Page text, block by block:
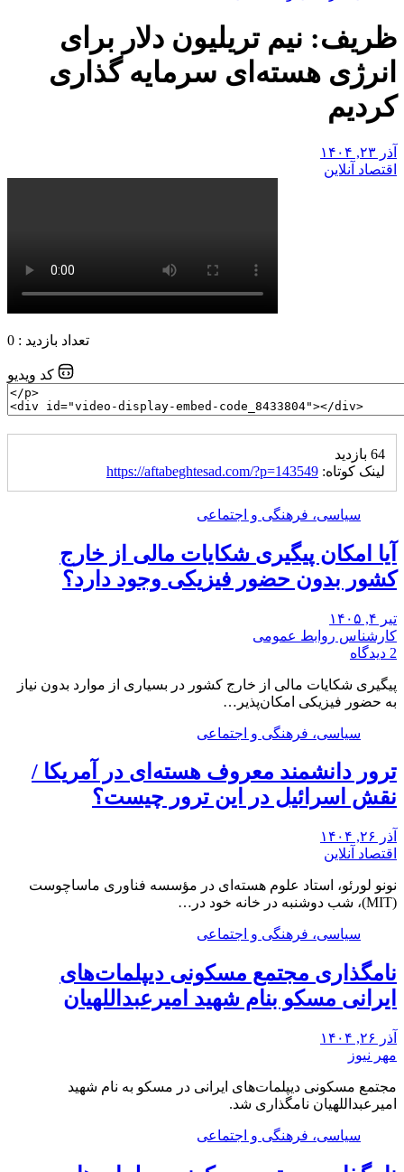
ظریف: نیم تریلیون دلار برای
انرژی هسته‌ای سرمایه گذاری
کردیم
آذر ۲۳, ۱۴۰۴
اقتصاد آنلاین
تعداد بازدید : 0
64 بازدید
لینک کوتاه: https://aftabeghtesad.com/?p=143549
سیاسی، فرهنگی و اجتماعی
آیا امکان پیگیری شکایات مالی از خارج
کشور بدون حضور فیزیکی وجود دارد؟
تیر ۴, ۱۴۰۵
کارشناس روابط عمومی
2 دیدگاه
پیگیری شکایات مالی از خارج کشور در بسیاری از موارد بدون نیاز
به حضور فیزیکی امکان‌پذیر…
سیاسی، فرهنگی و اجتماعی
ترور دانشمند معروف هسته‌ای در آمریکا /
نقش اسرائیل در این ترور چیست؟
آذر ۲۶, ۱۴۰۴
اقتصاد آنلاین
نونو لورئو، استاد علوم هسته‌ای در مؤسسه فناوری ماساچوست
(MIT)، شب دوشنبه در خانه خود در…
سیاسی، فرهنگی و اجتماعی
نامگذاری مجتمع مسکونی دیپلمات‌های
ایرانی مسکو بنام شهید امیرعبداللهیان
آذر ۲۶, ۱۴۰۴
مهر نیوز
مجتمع مسکونی دیپلمات‌های ایرانی در مسکو به نام شهید
امیرعبداللهیان نامگذاری شد.
سیاسی، فرهنگی و اجتماعی